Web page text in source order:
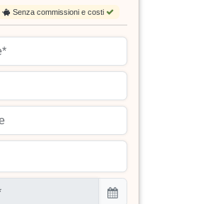
Senza commissioni e costi